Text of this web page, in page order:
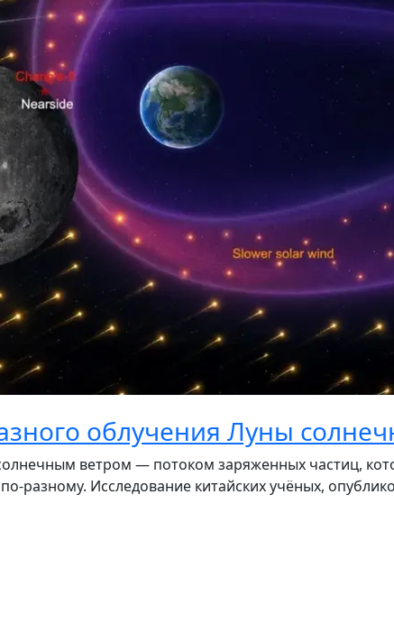
облучения Луны
ветром — потоком заряженных частиц,
разному. Исследование китайских учёных,